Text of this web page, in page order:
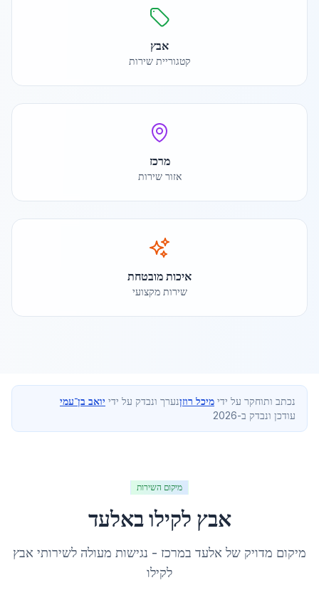
אבץ
קטגוריית שירות
מרכז
אזור שירות
איכות מובטחת
שירות מקצועי
נכתב ותוחקר על ידי מיכל רוזןנערך ונבדק על ידי יואב בן־עמי
עודכן ונבדק ב-2026
מיקום השירות
אבץ לקילובאלעד
מיקום מדויק של אלעד במרכז - נגישות מעולה לשירותי אבץ
לקילו